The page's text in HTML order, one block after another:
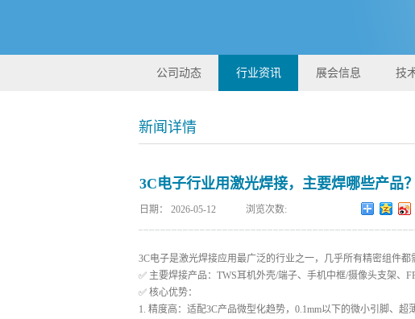
公司动态 行业资讯 展会信息 技
新闻详情
3C电子行业用激光焊接，主要焊哪些产品
日期： 2026-05-12 浏览次数:
3C电子是激光焊接应用最广泛的行业之一，几乎所有精密组件都
✅ 主要焊接产品：TWS耳机外壳/端子、手机中框/摄像头支架、
✅ 核心优势：
1. 精度高：适配3C产品微型化趋势，0.1mm以下的微小引脚、超